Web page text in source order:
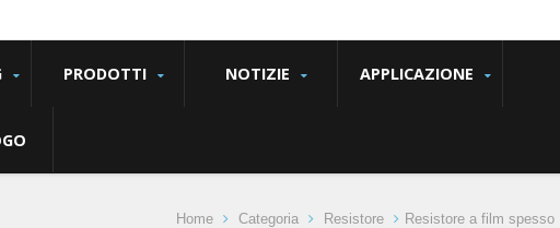
PRODOTTI NOTIZIE APPLICAZIONE
Home Categoria Resistore Resistore a film spesso